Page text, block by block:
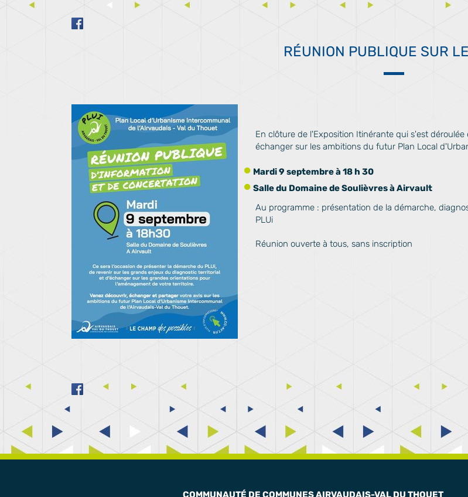
RÉUNION PUBLIQUE SUR
En clôture de l'Exposition Itinérante qui s'est
échanger sur les ambitions du futur Plan Local
Mardi 9 septembre à 18 h 30
Salle du Domaine de Soulièvres à Airvault
Au programme : présentation de la démarche,
PLUi
Réunion ouverte à tous, sans inscription
COMMUNAUTÉ DE COMMUNES AIRVAUDAIS-VAL DU THOUET